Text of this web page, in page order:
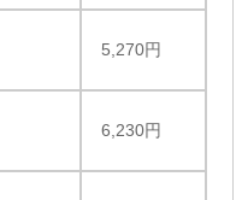
5,270円
6,230円